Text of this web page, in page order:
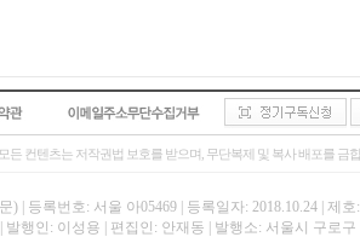
든 컨텐츠는 저작권법 보호를 받으며, 무단복제 및 복사 배포를 금
) | 등록번호: 서울 아05469 | 등록일자: 2018.10.24 | 제
발행인: 이성용 | 편집인: 안재동 | 발행소: 서울시 구로